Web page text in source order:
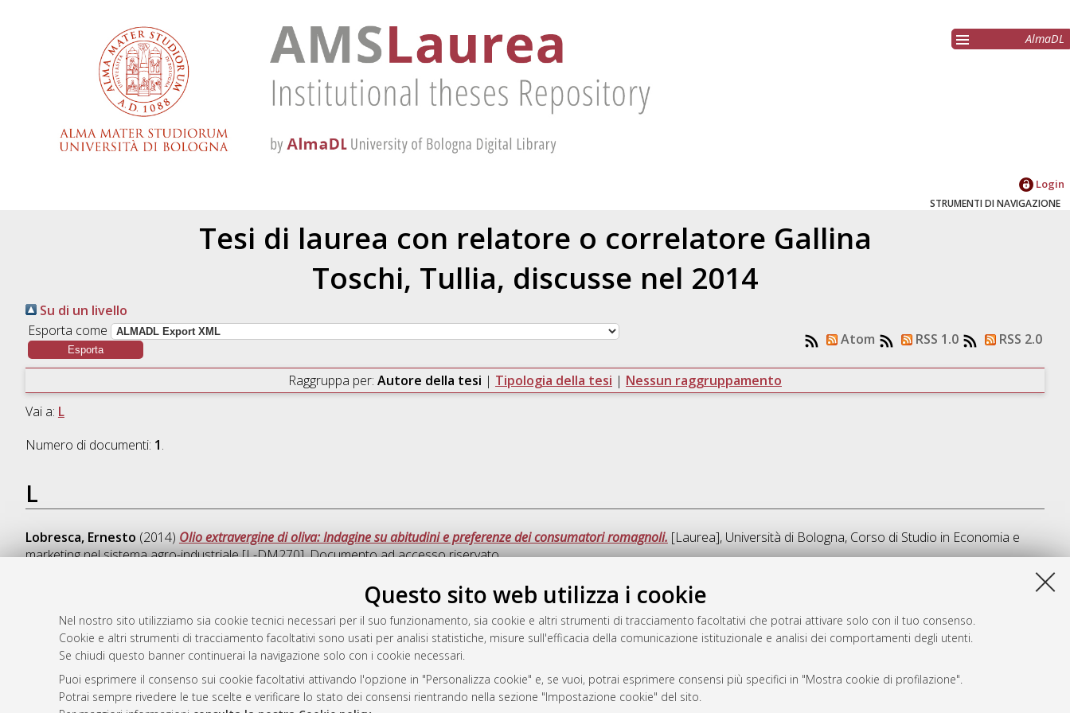
Questo sito web utilizza i cookie
Nel nostro sito utilizziamo sia cookie tecnici necessari per il suo funzionamento, sia cookie e altri strumenti di tracciamento facoltativi che potrai attivare solo con il tuo consenso.
Cookie e altri strumenti di tracciamento facoltativi sono usati per analisi statistiche, misure sull'efficacia della comunicazione istituzionale e analisi dei comportamenti degli utenti.
Se chiudi questo banner continuerai la navigazione solo con i cookie necessari.
Puoi esprimere il consenso sui cookie facoltativi attivando l'opzione in "Personalizza cookie" e, se vuoi, potrai esprimere consensi più specifici in "Mostra cookie di profilazione".
Potrai sempre rivedere le tue scelte e verificare lo stato dei consensi rientrando nella sezione "Impostazione cookie" del sito.
AlmaDL
Login
STRUMENTI DI NAVIGAZIONE
Tesi di laurea con relatore o correlatore Gallina
Toschi, Tullia, discusse nel 2014
Su di un livello
Esporta come
Atom RSS 1.0 RSS 2.0
Raggruppa per: Autore della tesi | Tipologia della tesi | Nessun raggruppamento
Vai a: L
Numero di documenti: 1.
L
Lobresca, Ernesto (2014) Olio extravergine di oliva: Indagine su abitudini e preferenze dei consumatori romagnoli. [Laurea], Università di Bologna, Corso di Studio in Economia e
marketing nel sistema agro-industriale [L-DM270], Documento ad accesso riservato.
Questa lista e' stata generata il Wed Aug 5 18:48:47 2026 CEST
Atom
Rss 2.0
AMS Laurea
Servizio implementato e gestito da
Impostazioni Cookie
Informativa sulla privacy